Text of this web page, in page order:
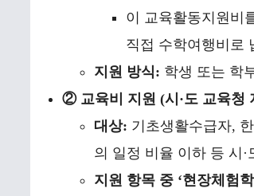
이 교육활동지원비
직접 수학여행비로
지원 방식: 학생 또는 학
② 교육비 지원 (시·도 교육청
대상: 기초생활수급자,
의 일정 비율 이하 등 시
지원 항목 중 ‘현장체험